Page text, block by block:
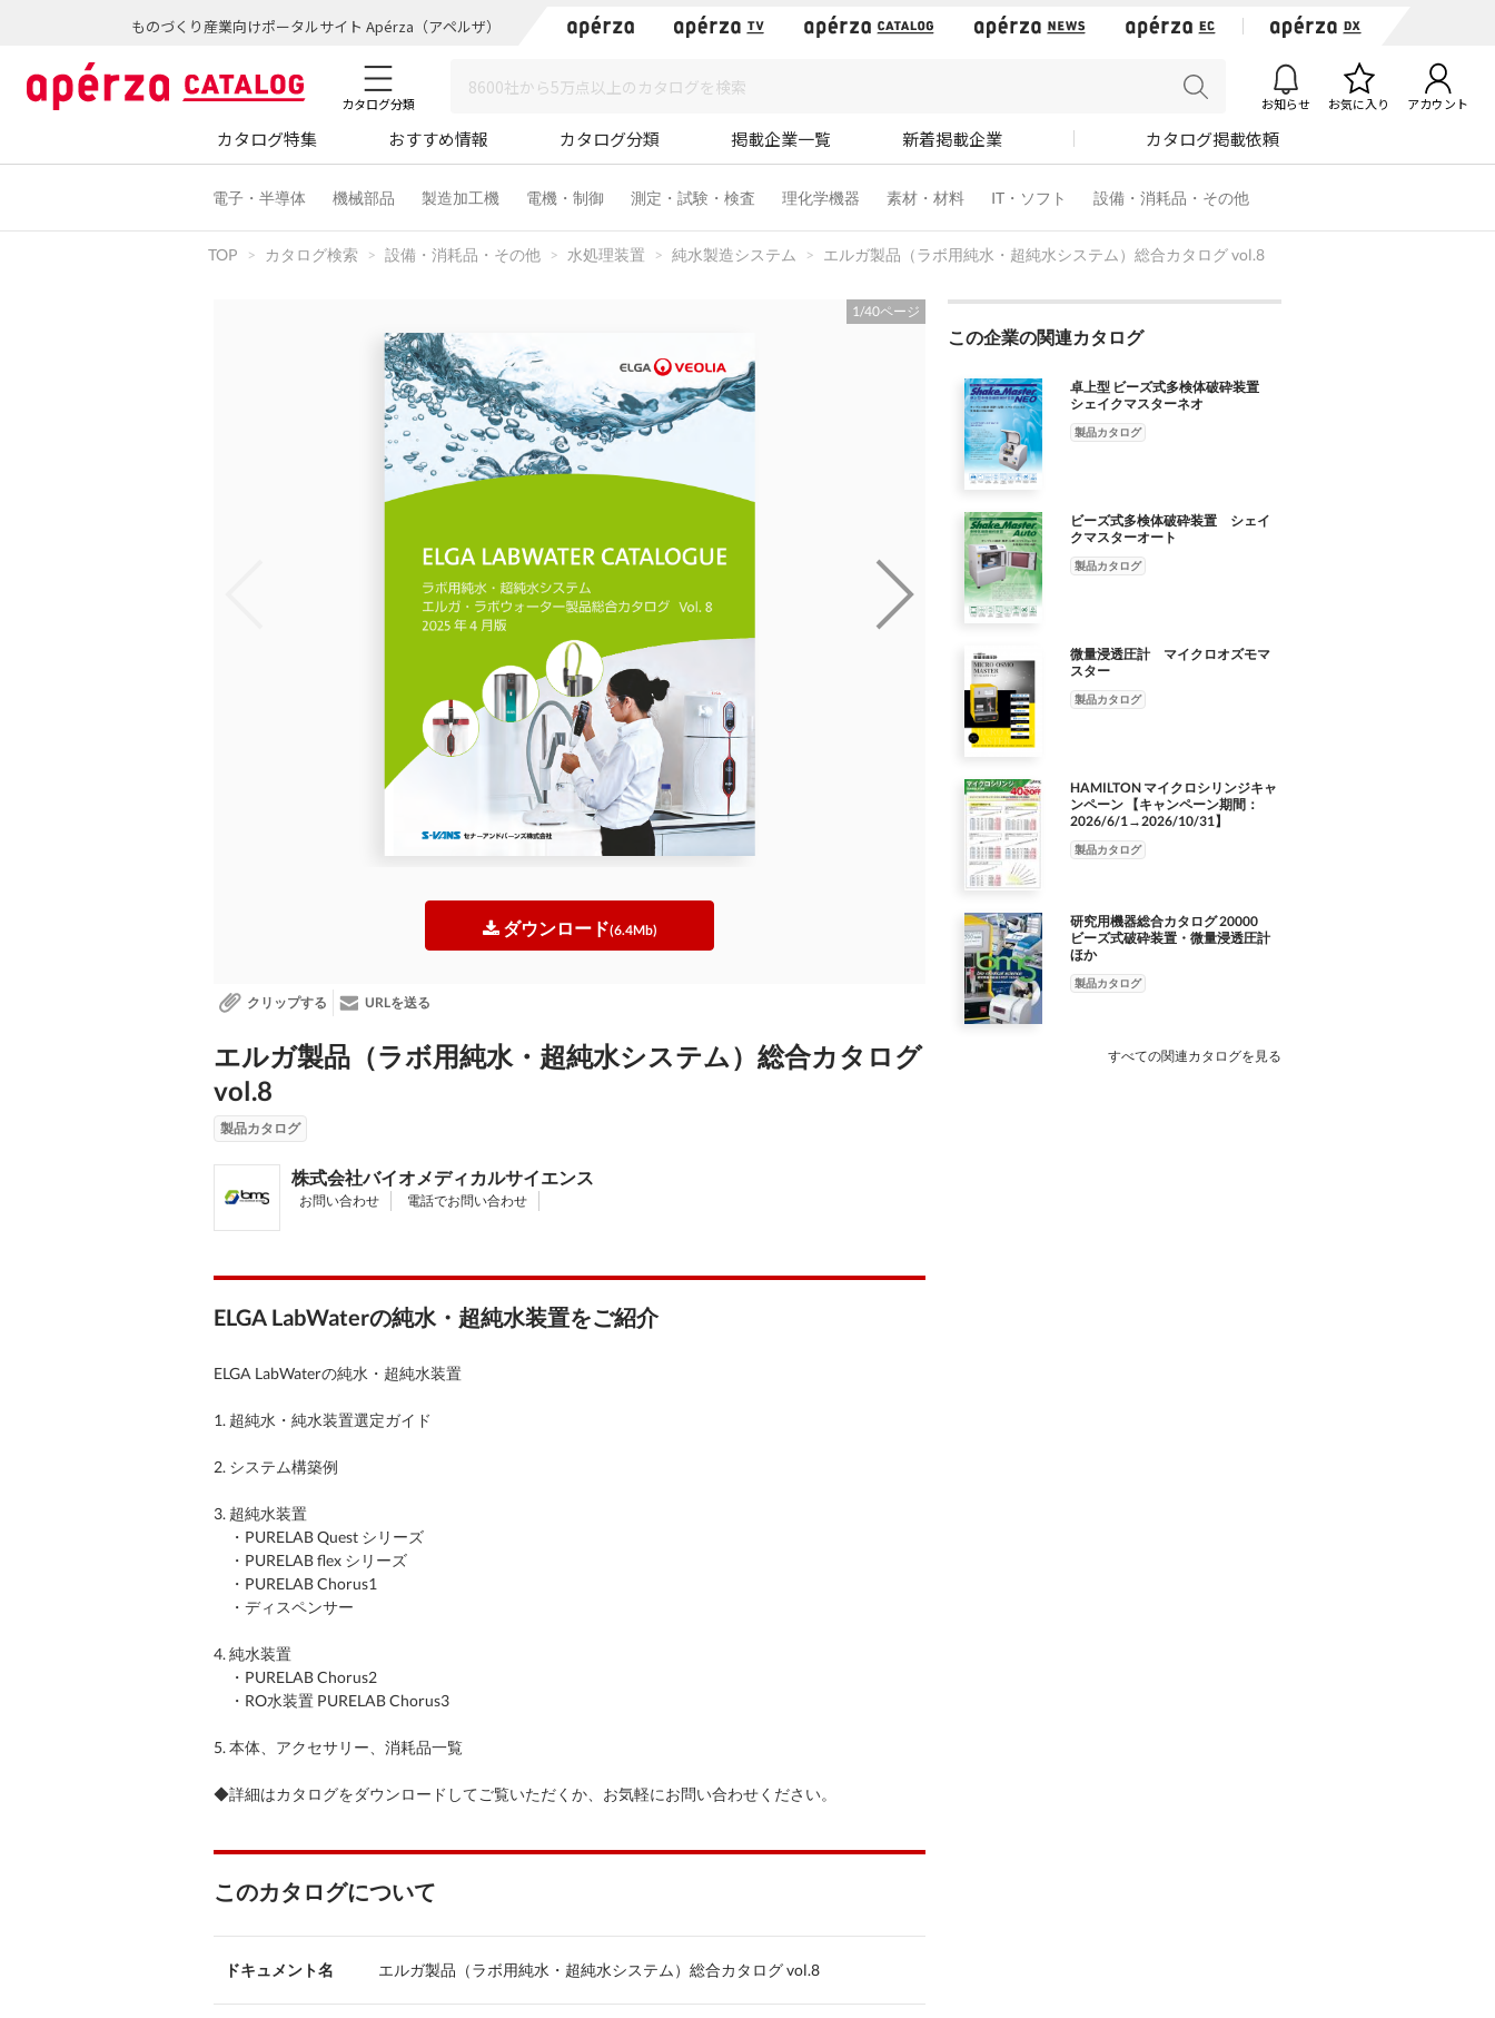
ものづくり産業向けポータルサイト Apérza（アペルザ）
カタログ分類 お知らせ お気に入り アカウント
カタログ特集 おすすめ情報 カタログ分類 掲載企業一覧 新着掲載企業 カタログ掲載依頼
電子・半導体 機械部品 製造加工機 電機・制御 測定・試験・検査 理化学機器 素材・材料 IT・ソフト 設備・消耗品・その他
TOP カタログ検索 設備・消耗品・その他 水処理装置 純水製造システム エルガ製品（ラボ用純水・超純水システム）総合カタログ vol.8
1/40ページ
ダウンロード(6.4Mb)
クリップする URLを送る
エルガ製品（ラボ用純水・超純水システム）総合カタログ
vol.8
製品カタログ
株式会社バイオメディカルサイエンス
お問い合わせ 電話でお問い合わせ
ELGA LabWaterの純水・超純水装置をご紹介
ELGA LabWaterの純水・超純水装置
1. 超純水・純水装置選定ガイド
2. システム構築例
3. 超純水装置
・PURELAB Quest シリーズ
・PURELAB flex シリーズ
・PURELAB Chorus1
・ディスペンサー
4. 純水装置
・PURELAB Chorus2
・RO水装置 PURELAB Chorus3
5. 本体、アクセサリー、消耗品一覧
◆詳細はカタログをダウンロードしてご覧いただくか、お気軽にお問い合わせください。
このカタログについて
ドキュメント名 エルガ製品（ラボ用純水・超純水システム）総合カタログ vol.8
この企業の関連カタログ
卓上型 ビーズ式多検体破砕装置
シェイクマスターネオ
製品カタログ
ビーズ式多検体破砕装置 シェイ
クマスターオート
製品カタログ
微量浸透圧計 マイクロオズモマ
スター
製品カタログ
HAMILTON マイクロシリンジキャ
ンペーン 【キャンペーン期間：
2026/6/1→2026/10/31】
製品カタログ
研究用機器総合カタログ 20000
ビーズ式破砕装置・微量浸透圧計
ほか
製品カタログ
すべての関連カタログを見る